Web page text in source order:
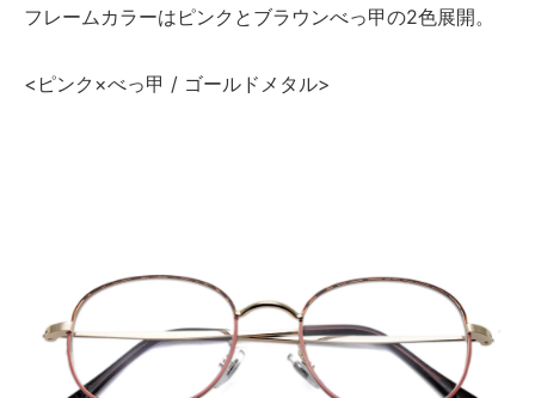
フレームカラーはピンクとブラウンべっ甲の2色展開。
<ピンク×べっ甲 / ゴールドメタル>